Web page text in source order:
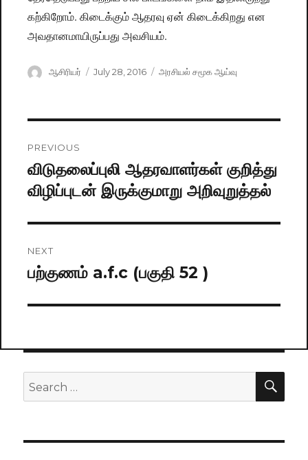
கற்கிறோம். கிடைக்கும் ஆதரவு ஏன் கிடைக்கிறது என
அவதானமாயிருப்பது அவசியம்.
Author
ஆசிரியர்
Posted
July 28, 2016 Categories
அரசியல் சமூக ஆய்வு
navigation
PREVIOUS
Previous
post:
விடுதலைப்புலி ஆதரவாளர்கள் குறித்து
விழிப்புடன் இருக்குமாறு அறிவுறுத்தல்
NEXT
Next
பற்குணம் a.f.c (பகுதி 52 )
Search
for: